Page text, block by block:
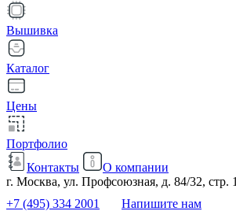
Вышивка
Каталог
Цены
Портфолио
Контакты
О компании
г. Москва, ул. Профсоюзная, д. 84/32, стр.
+7 (495) 334 2001
Напишите нам